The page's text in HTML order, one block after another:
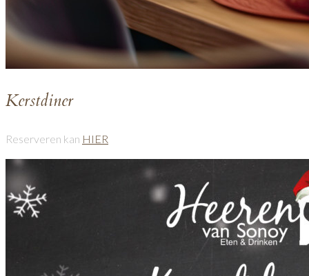
Kerstdiner
Reserveren kan HIER